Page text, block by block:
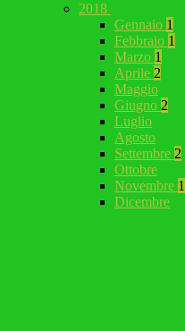
2018
Gennaio 1
Febbraio 1
Marzo 1
Aprile 2
Maggio
Giugno 2
Luglio
Agosto
Settembre 2
Ottobre
Novembre 1
Dicembre